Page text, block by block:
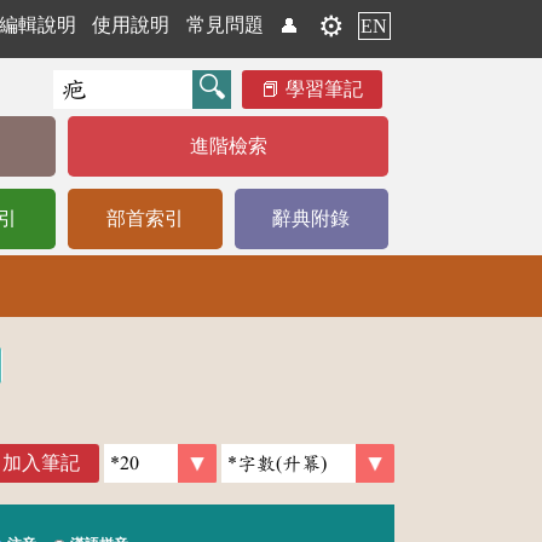
編輯說明 使用說明 常見問題 👤 ⚙️ EN
學習筆記
進階檢索
部首索引 辭典附錄
加入筆記